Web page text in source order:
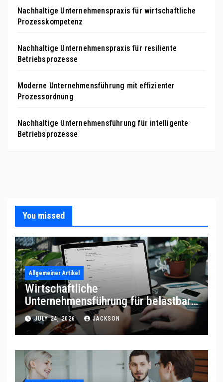
Nachhaltige Unternehmenspraxis für wirtschaftliche
Prozesskompetenz
Nachhaltige Unternehmenspraxis für resiliente
Betriebsprozesse
Moderne Unternehmensführung mit effizienter
Prozessordnung
Nachhaltige Unternehmensführung für intelligente
Betriebsprozesse
You missed
Allgemeiner Artikel
Wirtschaftliche
Unternehmensführung für belastbare
Prozessqualität
JULY 24, 2026 JACKSON